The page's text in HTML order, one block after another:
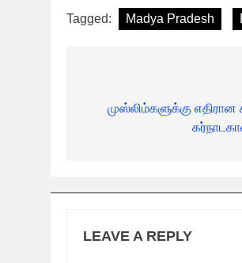
Tagged: Madya Pradesh
navigation
முஸ்லிம்களுக்கு
LEAVE A REPLY